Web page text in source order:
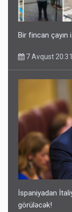
Bir fincan çayın
7 Avqust 20:31
İspaniyadan
görüləcək!